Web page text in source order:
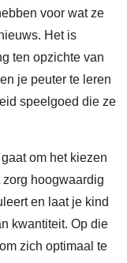
voor wat ze
Het is
ten opzichte van
je peuter te leren
speelgoed die ze
om het kiezen
hoogwaardig
en laat je kind
kwantiteit. Op die
zich optimaal te